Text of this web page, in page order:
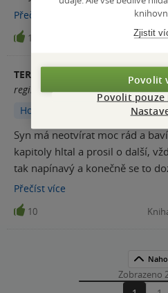
je děj dostatečně napínavý,
se pobavíte všichni
Přečíst
13
TERRII
registrovaný uživatel
Hodnoceno z aplikace
Syn má neotvírat moc rád a
kapitoly hltal a prosil o další,
tak napínavý a konečně se to
další díl.
Přečíst více
10
Zobrazeno
Zjistit
Povolit
Povolit pouze